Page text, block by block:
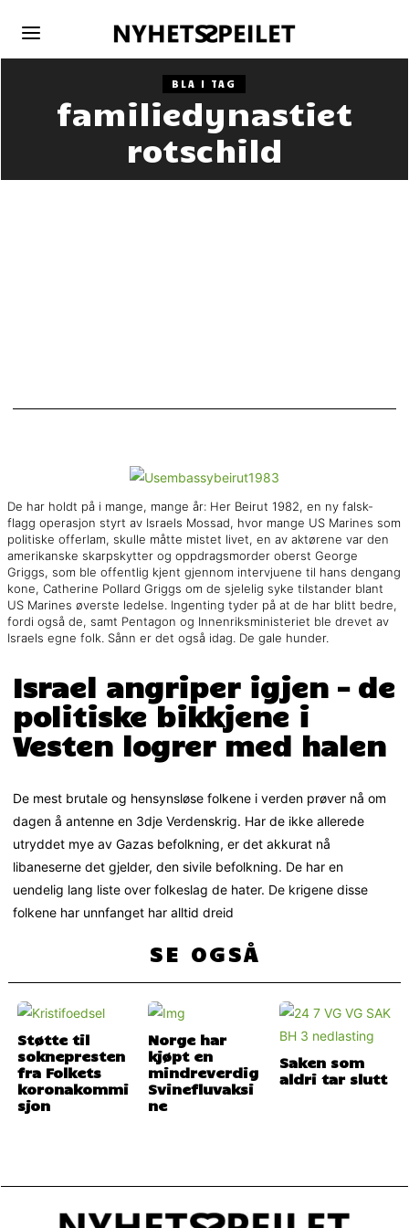
BLA I TAG
familiedynastiet
rotschild
De har holdt på i mange, mange år: Her Beirut 1982, en ny falsk-
flagg operasjon styrt av Israels Mossad, hvor mange US Marines som
politiske offerlam, skulle måtte mistet livet, en av aktørene var den
amerikanske skarpskytter og oppdragsmorder oberst George
Griggs, som ble offentlig kjent gjennom intervjuene til hans dengang
kone, Catherine Pollard Griggs om de sjelelig syke tilstander blant
US Marines øverste ledelse. Ingenting tyder på at de har blitt bedre,
fordi også de, samt Pentagon og Innenriksministeriet ble drevet av
Israels egne folk. Sånn er det også idag. De gale hunder.
Israel angriper igjen – de
politiske bikkjene i
Vesten logrer med halen
De mest brutale og hensynsløse folkene i verden prøver nå om
dagen å antenne en 3dje Verdenskrig. Har de ikke allerede
utryddet mye av Gazas befolkning, er det akkurat nå
libaneserne det gjelder, den sivile befolkning. De har en
uendelig lang liste over folkeslag de hater. De krigene disse
folkene har unnfanget har alltid dreid
SE OGSÅ
Støtte til
soknepresten
fra Folkets
koronakommi
sjon
Norge har
kjøpt en
mindreverdig
Svinefluvaksi
ne
Saken som
aldri tar slutt